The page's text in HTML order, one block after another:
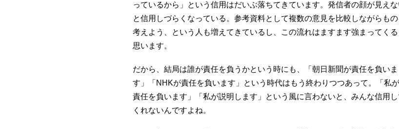
っているから」という信用はだいぶ落ちてきています。発信者の顔が見えな
と信用しづらくなっている。参考資料として複数の意見を比較しながらもの
考えよう、という人も増えてきているし、この流れはますます強まってくる
思います。
だから、結局は誰が責任を負うかという時にも、「朝日新聞が責任を負いま
す」「NHKが責任を負います」という時代はもう終わりつつあって。「私が
責任を負います」「私が説明します」という風に言わないと、みんな信用し
くれないんですよね。